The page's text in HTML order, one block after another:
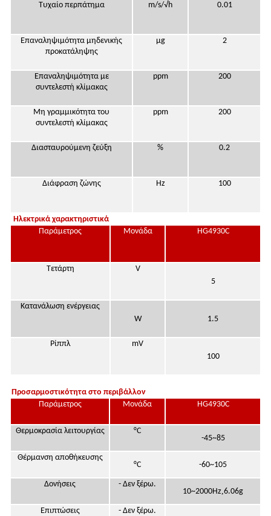
Τυχαίο περπάτημα m/s/√h 0.01
Επαναληψιμότητα μηδενικής
προκατάληψης
μg 2
Επαναληψιμότητα με
συντελεστή κλίμακας
ppm 200
Μη γραμμικότητα του
συντελεστή κλίμακας
ppm 200
Διασταυρούμενη ζεύξη % 0.2
Διάφραση ζώνης Hz 100
Ηλεκτρικά χαρακτηριστικά
Παράμετρος
Μονάδα HG4930C
Τετάρτη
V
5
Κατανάλωση ενέργειας
W
1.5
Ρίππλ
mV
100
Προσαρμοστικότητα στο περιβάλλον
Παράμετρος
Μονάδα HG4930C
Θερμοκρασία λειτουργίας
°C
-45~85
Θέρμανση αποθήκευσης
°C
-60~105
Δονήσεις
- Δεν ξέρω.
10~2000Hz,6.06g
Επιπτώσεις
- Δεν ξέρω.